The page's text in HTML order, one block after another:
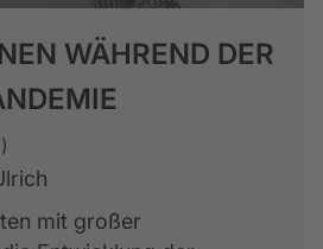
WÄHREND DER
mit großer